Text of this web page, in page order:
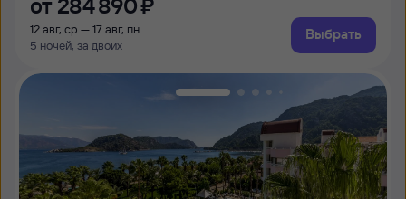
от 284 ⁠890 ⁠₽
12 авг, ср — 17 авг, пн
5 ночей, за двоих
Выбрать